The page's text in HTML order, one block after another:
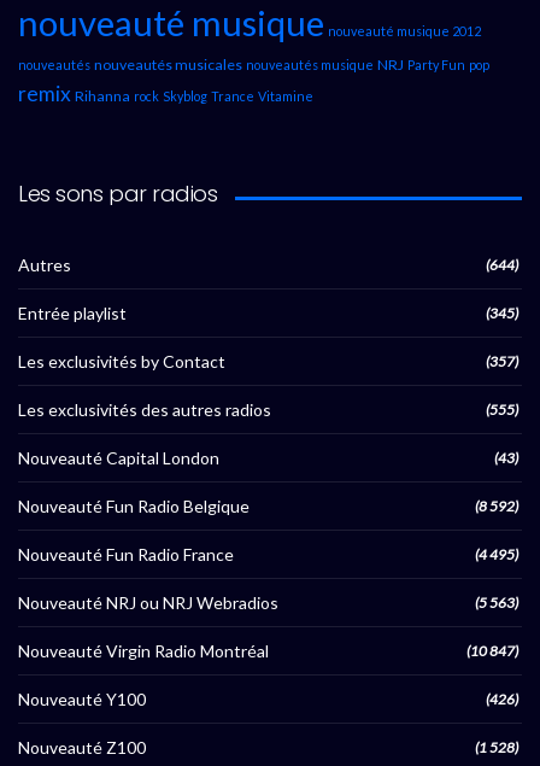
nouveauté musique nouveauté musique 2012
nouveautés nouveautés musicales nouveautés musique NRJ Party Fun pop
remix Rihanna rock Skyblog Trance Vitamine
Les sons par radios
Autres (644)
Entrée playlist (345)
Les exclusivités by Contact (357)
Les exclusivités des autres radios (555)
Nouveauté Capital London (43)
Nouveauté Fun Radio Belgique (8 592)
Nouveauté Fun Radio France (4 495)
Nouveauté NRJ ou NRJ Webradios (5 563)
Nouveauté Virgin Radio Montréal (10 847)
Nouveauté Y100 (426)
Nouveauté Z100 (1 528)